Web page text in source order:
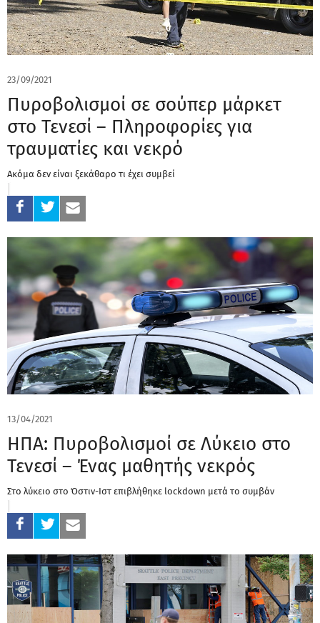
23/09/2021
Πυροβολισμοί σε σούπερ μάρκετ
στο Τενεσί – Πληροφορίες για
τραυματίες και νεκρό
Ακόμα δεν είναι ξεκάθαρο τι έχει συμβεί
13/04/2021
ΗΠΑ: Πυροβολισμοί σε Λύκειο στο
Τενεσί – Ένας μαθητής νεκρός
Στο λύκειο στο Όστιν-Ιστ επιβλήθηκε lockdown μετά το συμβάν